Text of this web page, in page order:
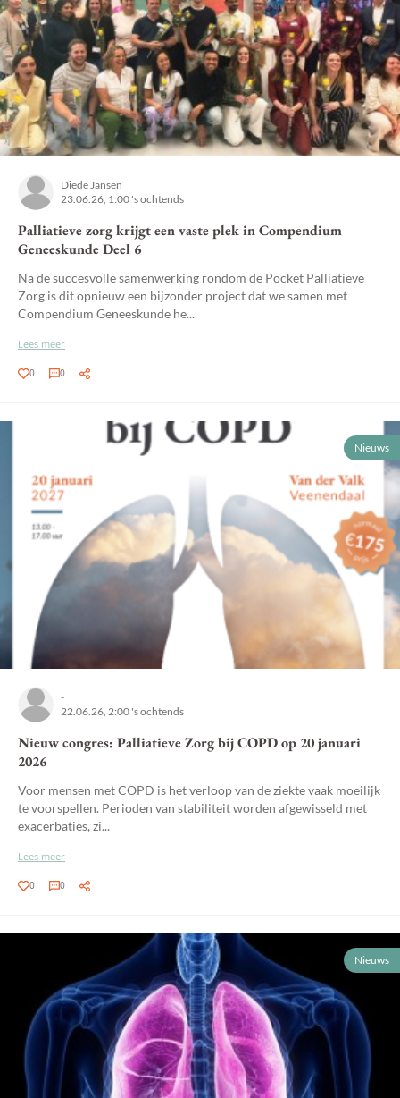
Diede Jansen
23.06.26, 1:00 's ochtends
Palliatieve zorg krijgt een vaste plek in Compendium
Geneeskunde Deel 6
Na de succesvolle samenwerking rondom de Pocket Palliatieve
Zorg is dit opnieuw een bijzonder project dat we samen met
Compendium Geneeskunde he...
Lees meer
0 0
Nieuws
-
22.06.26, 2:00 's ochtends
Nieuw congres: Palliatieve Zorg bij COPD op 20 januari
2026
Voor mensen met COPD is het verloop van de ziekte vaak moeilijk
te voorspellen. Perioden van stabiliteit worden afgewisseld met
exacerbaties, zi...
Lees meer
0 0
Nieuws